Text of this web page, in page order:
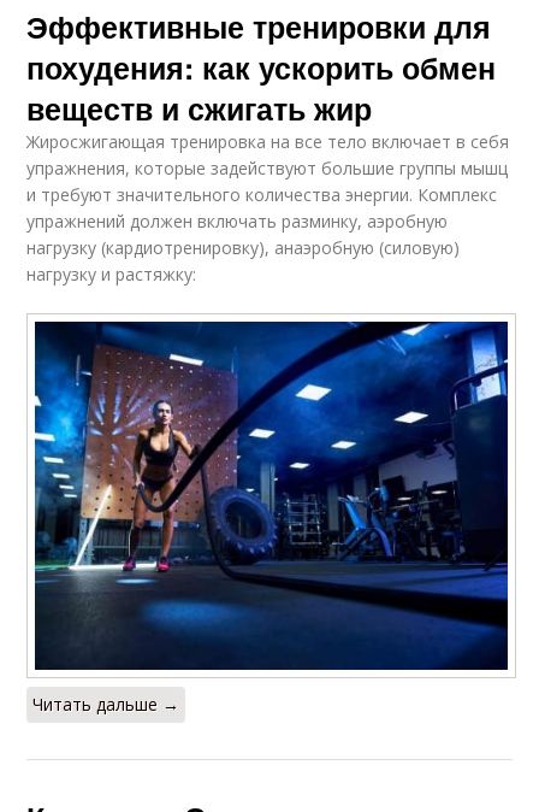
Эффективные тренировки для
похудения: как ускорить обмен
веществ и сжигать жир
Жиросжигающая тренировка на все тело включает в себя
упражнения, которые задействуют большие группы мышц
и требуют значительного количества энергии. Комплекс
упражнений должен включать разминку, аэробную
нагрузку (кардиотренировку), анаэробную (силовую)
нагрузку и растяжку:
Читать дальше →